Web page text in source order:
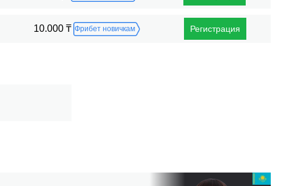
10.000 ₸ Фрибет новичкам Регистрация